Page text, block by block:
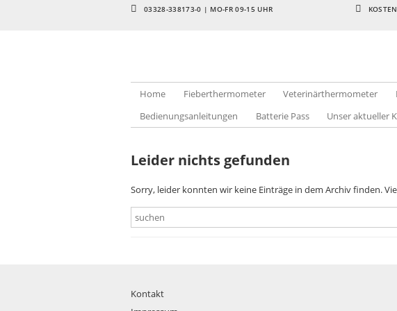
03328-338173-0 | MO-FR 09-15 UHR
Home Fieberthermometer Veterinärthermometer
Bedienungsanleitungen
Batterie Pass Unser aktueller
Leider nichts gefunden
Sorry, leider konnten wir keine Einträge in dem Archiv finden.
Kontakt